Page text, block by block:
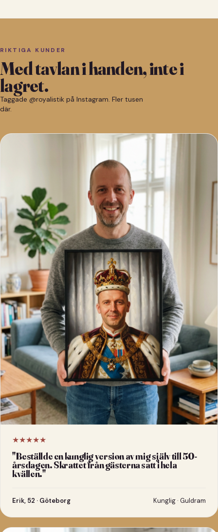
RIKTIGA KUNDER
Med tavlan i handen, inte i
lagret.
Taggade @royalistik på Instagram. Fler tusen
där.
★★★★★
"Beställde en kunglig version av mig själv till 50-
årsdagen. Skrattet från gästerna satt i hela
kvällen."
Erik, 52 · Göteborg Kunglig · Guldram